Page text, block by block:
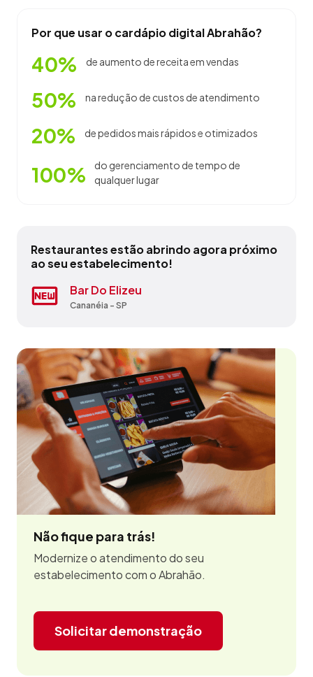
Por que usar o cardápio digital Abrahão?
40% de aumento de receita em vendas
50% na redução de custos de atendimento
20% de pedidos mais rápidos e otimizados
100%
do gerenciamento de tempo de
qualquer lugar
Restaurantes estão abrindo agora próximo
ao seu estabelecimento!
Bar Barão Birigui Ltda - Me
Birigui - SP
Bar Do Elizeu
Cananéia - SP
Cantinho Do Cafe
Cananéia - SP
Emporio Minero Ltda - Me
Jaguariúna - SP
Equipe Do Acai
Tambaú - SP
Mr Salgados
Cananéia - SP
Pimenta's Bar
Tambaú - SP
Praia
Guará - SP
Tholledo Churrascaria E Pizzaria
São Paulo - SP
Trempe Grill
Cruzeiro - SP
Não fique para trás!
Modernize o atendimento do seu
estabelecimento com o Abrahão.
Solicitar demonstração